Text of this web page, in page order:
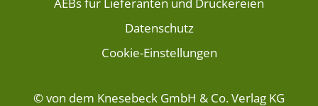
Datenschutz
Cookie-Einstellungen
© von dem Knesebeck GmbH & Co. Verlag KG